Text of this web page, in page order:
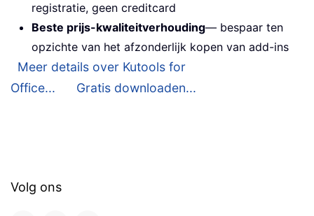
registratie, geen creditcard
Beste prijs-kwaliteitverhouding— bespaar ten
opzichte van het afzonderlijk kopen van add-ins
Meer details over Kutools for
Office...
Gratis downloaden...
Volg ons